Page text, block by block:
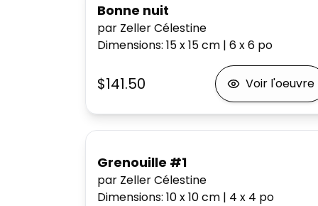
Bonne nuit
par Zeller Célestine
Dimensions: 15 x 15cm | 6 x 6 po
$141.50 Voir l'oeuvre
Grenouille #1
par Zeller Célestine
Dimensions: 10 x 10cm | 4 x 4 po